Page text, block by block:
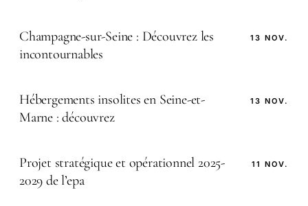
Champagne-sur-Seine : Découvrez les
incontournables
13 NOV.
Hébergements insolites en Seine-et-
Marne : découvrez
13 NOV.
Projet stratégique et opérationnel 2025-
2029 de l’epa
11 NOV.